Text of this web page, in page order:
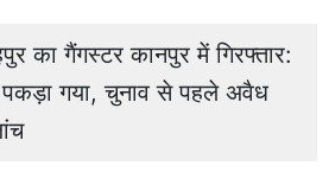
का गैंगस्टर कानपुर में गिरफ्तार:
गया, चुनाव से पहले अवैध